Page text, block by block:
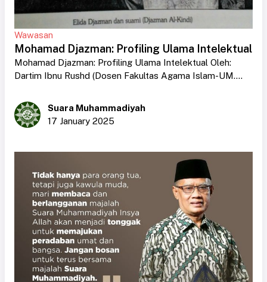
Wawasan
Mohamad Djazman: Profiling Ulama Intelektual
Mohamad Djazman: Profiling Ulama Intelektual Oleh:
Dartim Ibnu Rushd (Dosen Fakultas Agama Islam-UM....
Suara Muhammadiyah
17 January 2025